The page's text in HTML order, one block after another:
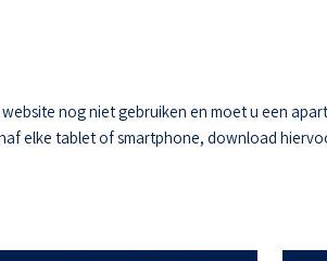
nog niet gebruiken en moet u een
elke tablet of smartphone, download